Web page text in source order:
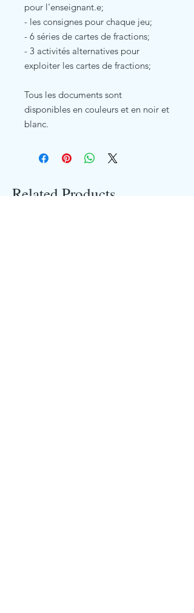
pour l'enseignant.e;
- les consignes pour chaque jeu;
- 6 séries de cartes de fractions;
- 3 activités alternatives pour
exploiter les cartes de fractions;
Tous les documents sont
disponibles en couleurs et en noir et
blanc.
Related Products